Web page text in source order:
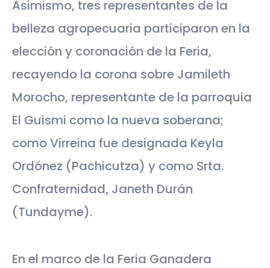
Asimismo, tres representantes de la
belleza agropecuaria participaron en la
elección y coronación de la Feria,
recayendo la corona sobre Jamileth
Morocho, representante de la parroquia
El Guismi como la nueva soberana;
como Virreina fue designada Keyla
Ordónez (Pachicutza) y como Srta.
Confraternidad, Janeth Durán
(Tundayme).
En el marco de la Feria Ganadera